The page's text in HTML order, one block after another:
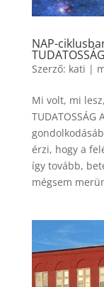
NAP-
Szerző: kati |
Mi volt, mi
érzi, hogy a
így tovább,
mégsem